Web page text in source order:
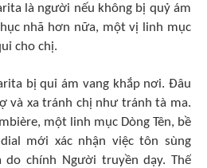
là người nếu không bị quỷ ám
nhã hơn nữa, một vị linh mục
cho chị.
bị quỉ ám vang khắp nơi. Ðâu
và xa tránh chị như tránh tà ma.
một linh mục Dòng Tên, bề
mới xác nhận việc tôn sùng
do chính Người truyền dạy. Thế